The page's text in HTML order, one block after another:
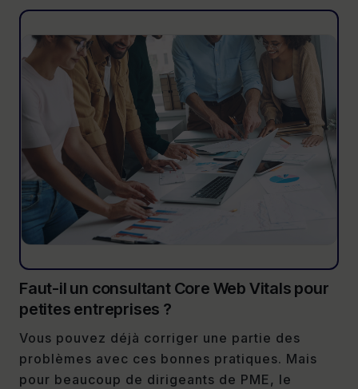
Faut-il un consultant Core Web Vitals pour
petites entreprises ?
Vous pouvez déjà corriger une partie des
problèmes avec ces bonnes pratiques. Mais
pour beaucoup de dirigeants de PME, le